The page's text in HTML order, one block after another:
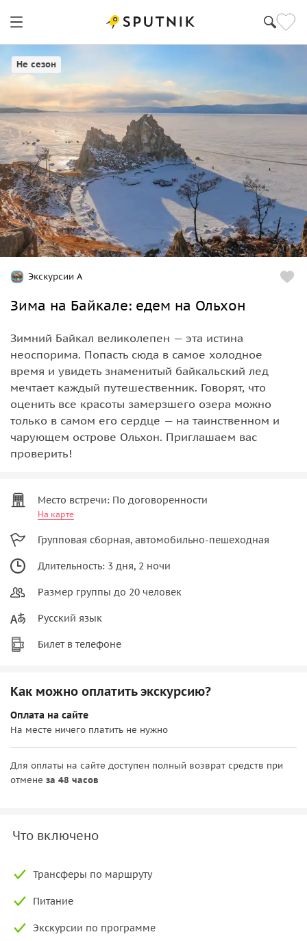
Не сезон
Экскурсии А
Зима на Байкале: едем на Ольхон
Зимний Байкал великолепен — эта истина
неоспорима. Попасть сюда в самое холодное
время и увидеть знаменитый байкальский лед
мечтает каждый путешественник. Говорят, что
оценить все красоты замерзшего озера можно
только в самом его сердце — на таинственном и
чарующем острове Ольхон. Приглашаем вас
проверить!
Место встречи: По договоренности
На карте
Групповая сборная, автомобильно-пешеходная
Длительность: 3 дня, 2 ночи
Размер группы до 20 человек
Русский язык
Билет в телефоне
Как можно оплатить экскурсию?
Оплата на сайте
На месте ничего платить не нужно
Для оплаты на сайте доступен полный возврат средств при
отмене за 48 часов
Что включено
Трансферы по маршруту
Питание
Экскурсии по программе